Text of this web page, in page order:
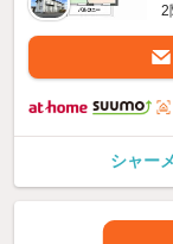
2
シャー